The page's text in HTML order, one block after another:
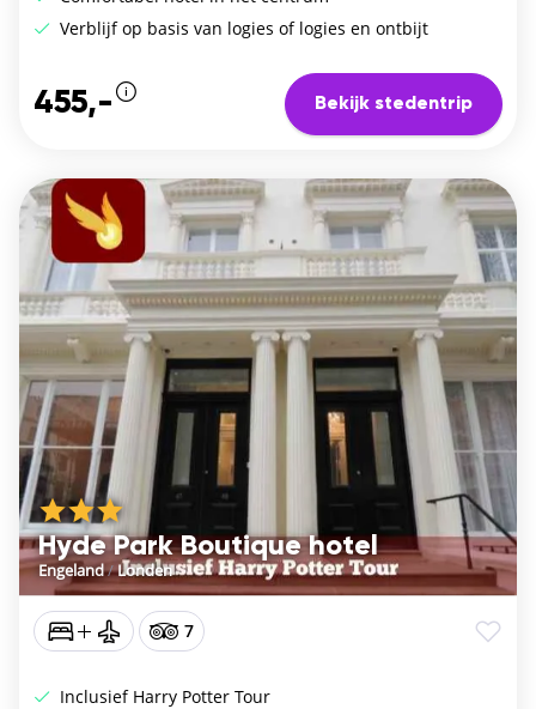
Verblijf op basis van logies of logies en ontbijt
455,- Bekijk stedentrip
Hyde Park Boutique hotel
Engeland/Londen
7
Inclusief Harry Potter Tour